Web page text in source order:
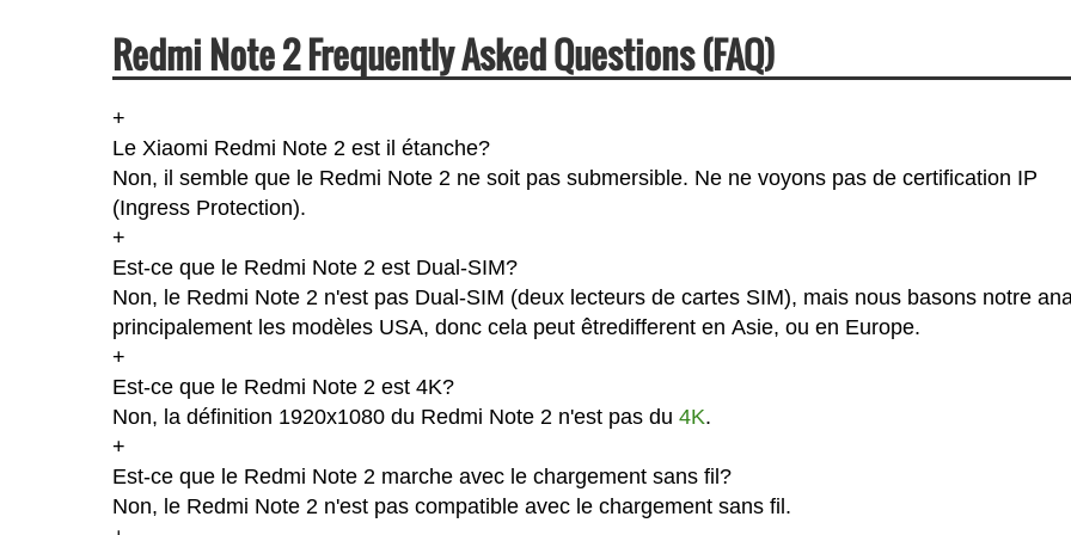
Redmi Note 2 Frequently Asked Questions (FAQ)
+
Le Xiaomi Redmi Note 2 est il étanche?
Non, il semble que le Redmi Note 2 ne soit pas submersible. Ne ne voyons pas de certification IP
(Ingress Protection).
+
Est-ce que le Redmi Note 2 est Dual-SIM?
Non, le Redmi Note 2 n'est pas Dual-SIM (deux lecteurs de cartes SIM), mais nous basons notre
principalement les modèles USA, donc cela peut êtredifferent en Asie, ou en Europe.
+
Est-ce que le Redmi Note 2 est 4K?
Non, la définition 1920x1080 du Redmi Note 2 n'est pas du 4K.
+
Est-ce que le Redmi Note 2 marche avec le chargement sans fil?
Non, le Redmi Note 2 n'est pas compatible avec le chargement sans fil.